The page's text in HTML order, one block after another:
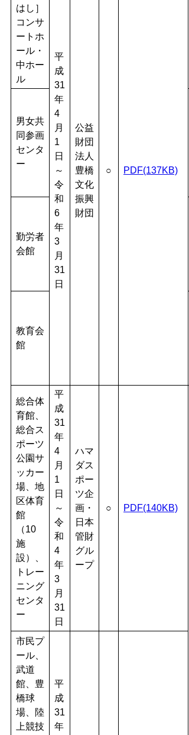
はし］
コンサ
ートホ
ール・
中ホー
ル
平
成
31
年
4
月
1
日
～
令
和
6
年
3
月
31
日
公益
財団
法人
豊橋
文化
振興
財団
○ PDF(137KB)
男女共
同参画
センタ
ー
勤労者
会館
教育会
館
総合体
育館、
総合ス
ポーツ
公園サ
ッカー
場、地
区体育
館
（10
施
設）、
トレー
ニング
センタ
ー
平
成
31
年
4
月
1
日
～
令
和
4
年
3
月
31
日
ハマ
ダス
ポー
ツ企
画・
日本
管財
グル
ープ
○ PDF(140KB)
市民プ
ール、
武道
館、豊
橋球
場、陸
上競技
平
成
31
年